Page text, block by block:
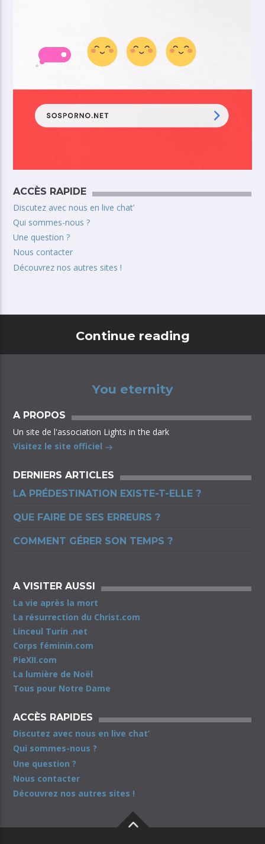
ACCÈS RAPIDE
Discutez avec nous en live chat’
Qui sommes-nous ?
Une question ?
Nous contacter
Découvrez nos autres sites !
Continue reading
You eternity
A PROPOS
Un site de l'association Lights in the dark
Visitez le site officiel
DERNIERS ARTICLES
LA PRÉDESTINATION EXISTE-T-ELLE ?
QUE FAIRE DE SES ERREURS ?
COMMENT GÉRER SON TEMPS ?
A VISITER AUSSI
La vie après la mort
La résurrection du Christ.com
Linceul Turin .net
Corps féminin.com
PieXII.com
La lumière de Noël
Tous pour Notre Dame
ACCÈS RAPIDES
Discutez avec nous en live chat’
Qui sommes-nous ?
Une question ?
Nous contacter
Découvrez nos autres sites !